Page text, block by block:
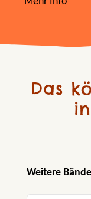
Das
Produktgalerie
Weitere Bände